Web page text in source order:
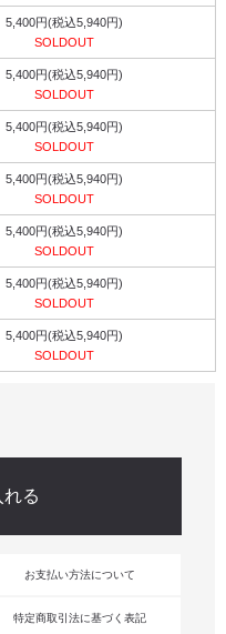
5,400円(税込5,940円)
SOLDOUT
5,400円(税込5,940円)
SOLDOUT
5,400円(税込5,940円)
SOLDOUT
5,400円(税込5,940円)
SOLDOUT
5,400円(税込5,940円)
SOLDOUT
5,400円(税込5,940円)
SOLDOUT
5,400円(税込5,940円)
SOLDOUT
お支払い方法について
特定商取引法に基づく表記